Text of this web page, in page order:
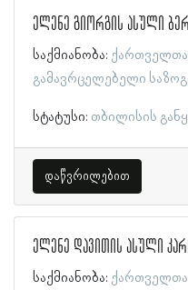
ელენე გიორგის ასული
საქმიანობა:
გამავრცელებელი
სტატუსი: თბილისის
დაწვრილებით
ელენე დავითის ასული
საქმიანობა: